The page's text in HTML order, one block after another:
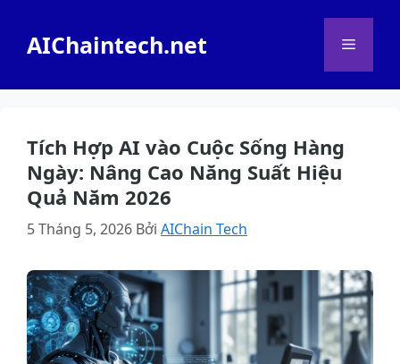
AIChaintech.net Menu
Tích Hợp AI vào Cuộc Sống Hàng
Ngày: Nâng Cao Năng Suất Hiệu
Quả Năm 2026
5 Tháng 5, 2026 Bởi AIChain Tech